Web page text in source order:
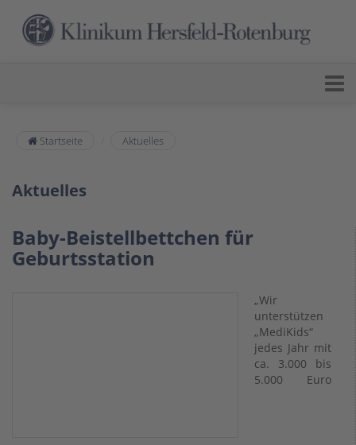
Startseite Aktuelles
Aktuelles
Baby-Beistellbettchen für
Geburtsstation
„Wir
unterstützen
„MediKids“
jedes Jahr mit
ca. 3.000 bis
5.000 Euro